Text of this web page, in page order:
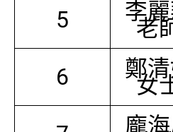
5 李
老
6 鄭
女
龐